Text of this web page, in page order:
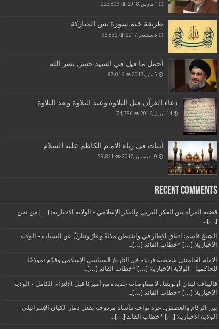
1 مارس,2018 223,809
طريقة ختم سورة يس المباركة
5 سبتمبر,2017 93,832
أجمل ما قيل في السيد حسن نصر الله
5 مايو,2017 87,016
دعاء القرآن قبل التلاوة وعند التلاوة وبعد التلاوة
14 أبريل,2016 74,786
أبيات في رثاء الامام الكاظم عليه السلام
10 ديسمبر,2017 59,851
Recent Comments
قضية المرأة بين الفكر الغربي والفكر الإسلامي - الولاية الاخبارية: […] من نحن
[…]...
الشيخ قاسم: اتفاق الإطار في واشنطن مذلةٌ وعارٌ وتنازلٌ عن السيادة - الولاية
الاخبارية: […] *خطاب القائد […]...
الإمام الخامنئي شخصية فريدة في التاريخ السياسي الإسلامي وقدّم نموذجًا
للحاكمية - الولاية الاخبارية: […] *خطاب القائد […]...
قاليباف: لبنان أولويتنا.. لا مفاوضات جديدة مع أميركا قبل الالتزام الكامل - الولاية
الاخبارية: […] *خطاب القائد […]...
بين الركام والعطش.. غزة تواجه مأساة مزدوجة بفعل دمار الكيان الإسرائيلي -
الولاية الاخبارية: […] *خطاب القائد […]...